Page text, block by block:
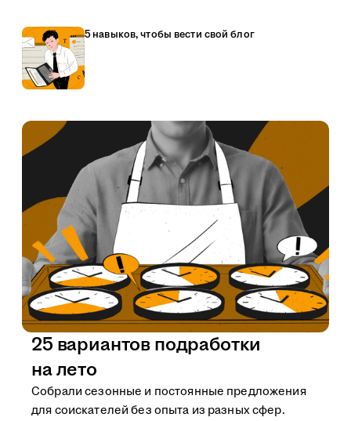
5 навыков, чтобы вести свой блог
25 вариантов подработки
на лето
Собрали сезонные и постоянные предложения
для соискателей без опыта из разных сфер.